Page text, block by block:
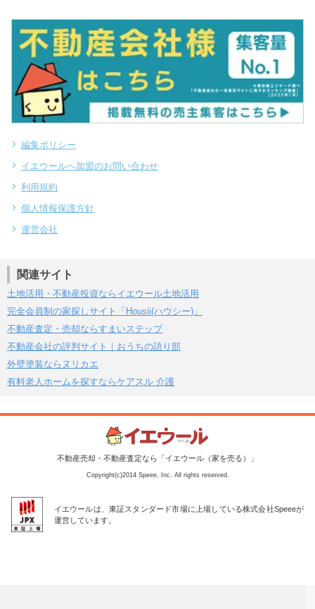
編集ポリシー
イエウールへ加盟のお問い合わせ
利用規約
個人情報保護方針
運営会社
関連サイト
土地活用・不動産投資ならイエウール土地活用
完全会員制の家探しサイト「Housii(ハウシー)」
不動産査定・売却ならすまいステップ
不動産会社の評判サイト｜おうちの語り部
外壁塗装ならヌリカエ
有料老人ホームを探すならケアスル 介護
不動産売却・不動産査定なら「イエウール（家を売る）」
Copyright(c)2014 Speee, Inc. All rights reserved.
イエウールは、東証スタンダード市場に上場している株式会社Speeeが
運営しています。